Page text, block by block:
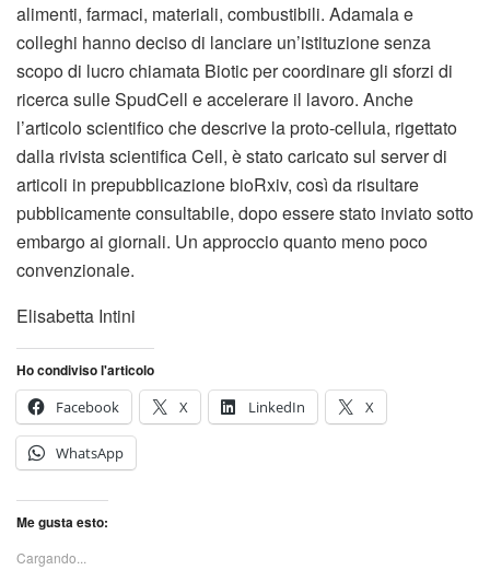
alimenti, farmaci, materiali, combustibili. Adamala e
colleghi hanno deciso di lanciare un’istituzione senza
scopo di lucro chiamata Biotic per coordinare gli sforzi di
ricerca sulle SpudCell e accelerare il lavoro. Anche
l’articolo scientifico che descrive la proto-cellula, rigettato
dalla rivista scientifica Cell, è stato caricato sul server di
articoli in prepubblicazione bioRxiv, così da risultare
pubblicamente consultabile, dopo essere stato inviato sotto
embargo ai giornali. Un approccio quanto meno poco
convenzionale.
Elisabetta Intini
Ho condiviso l'articolo
Facebook
X LinkedIn X
WhatsApp
Me gusta esto:
Cargando...